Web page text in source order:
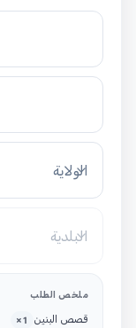
الولاية
البلدية
ملخص الطلب
قصص البنين ×1